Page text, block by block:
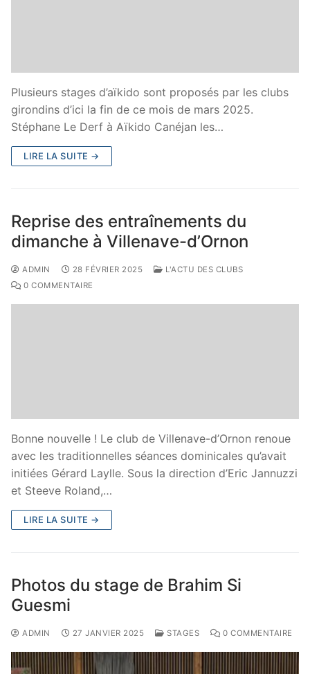
Plusieurs stages d’aïkido sont proposés par les clubs
girondins d’ici la fin de ce mois de mars 2025.
Stéphane Le Derf à Aïkido Canéjan les…
LIRE LA SUITE →
Reprise des entraînements du
dimanche à Villenave-d’Ornon
ADMIN 28 FÉVRIER 2025
L'ACTU DES CLUBS
0 COMMENTAIRE
Bonne nouvelle ! Le club de Villenave-d’Ornon renoue
avec les traditionnelles séances dominicales qu’avait
initiées Gérard Laylle. Sous la direction d’Eric Jannuzzi
et Steeve Roland,…
LIRE LA SUITE →
Photos du stage de Brahim Si
Guesmi
ADMIN 27 JANVIER 2025 STAGES 0 COMMENTAIRE